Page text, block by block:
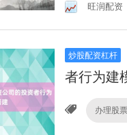
旺润配资
炒股配资杠杆
者行为建
办理股